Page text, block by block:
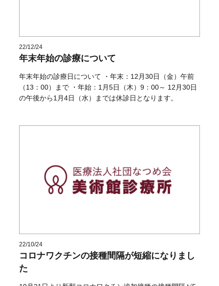
22/12/24
年末年始の診療について
年末年始の診療日について ・年末：12月30日（金）午前
（13：00）まで ・年始：1月5日（木）9：00～ 12月30日
の午後から1月4日（水）までは休診日となります。
22/10/24
コロナワクチンの接種間隔が短縮になりまし
た